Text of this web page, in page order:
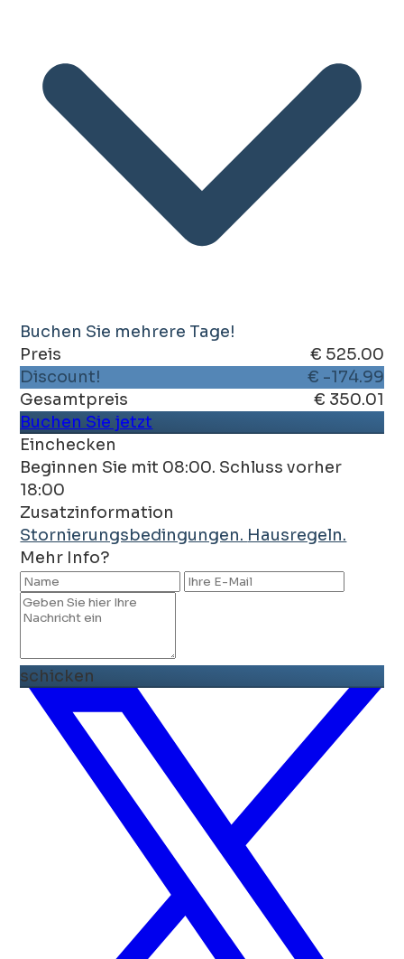
Buchen Sie mehrere Tage!
Preis
€ 525.00
Discount!
€ -174.99
Gesamtpreis
€ 350.01
Buchen Sie jetzt
Einchecken
Beginnen Sie mit 08:00. Schluss vorher
18:00
Zusatzinformation
Stornierungsbedingungen. Hausregeln.
Mehr Info?
schicken